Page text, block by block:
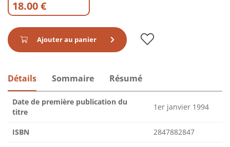
18.00 €
Ajouter au panier
Détails Sommaire Résumé
Date de première publication du
titre
1er janvier 1994
ISBN 2847882847